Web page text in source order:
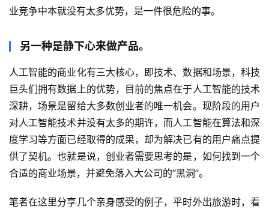
业竞争中本就没有太多优势，是一件很危险的事。
另一种是静下心来做产品。
人工智能的商业化有三大核心，即技术、数据和场景，科技
巨头们拥有数据上的优势，目前的焦点在于人工智能的技术
深耕，场景是留给大多数创业者的唯一机会。现阶段的用户
对人工智能技术并没有太多的期许，而人工智能在算法和深
度学习等方面已经取得的成果，却为解决已有的用户痛点提
供了契机。也就是说，创业者需要思考的是，如何找到一个
合适的商业场景，并避免落入大公司的“黑洞”。
笔者在这里分享几个亲身感受的例子，平时外出旅游时，看